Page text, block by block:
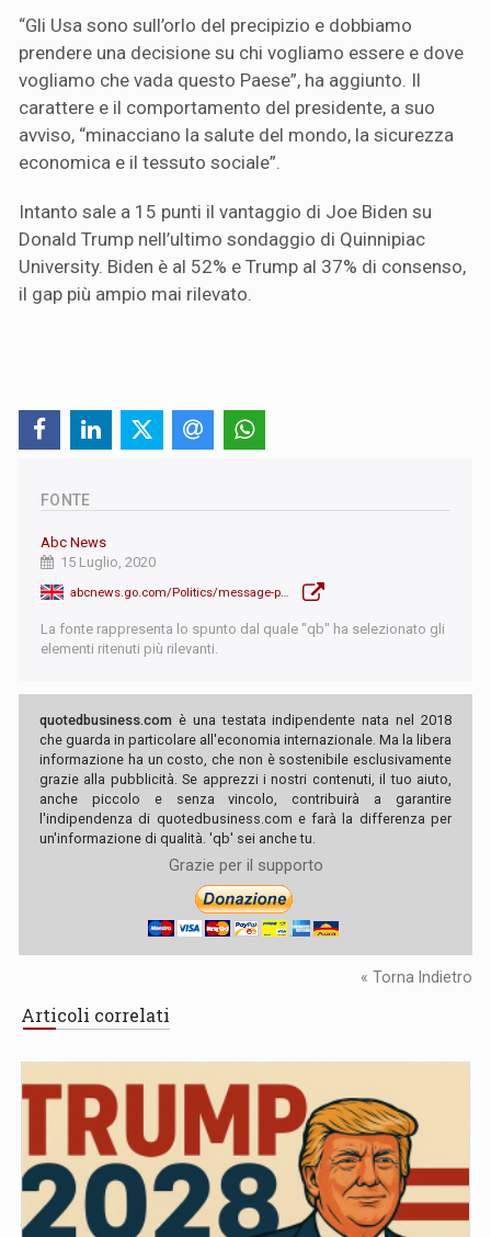
“Gli Usa sono sull’orlo del precipizio e dobbiamo
prendere una decisione su chi vogliamo essere e dove
vogliamo che vada questo Paese”, ha aggiunto. Il
carattere e il comportamento del presidente, a suo
avviso, “minacciano la salute del mondo, la sicurezza
economica e il tessuto sociale”.
Intanto sale a 15 punti il vantaggio di Joe Biden su
Donald Trump nell’ultimo sondaggio di Quinnipiac
University. Biden è al 52% e Trump al 37% di consenso,
il gap più ampio mai rilevato.
FONTE
Abc News
15 Luglio, 2020
La fonte rappresenta lo spunto dal quale "qb" ha selezionato gli
elementi ritenuti più rilevanti.
quotedbusiness.com è una testata indipendente nata nel 2018
che guarda in particolare all'economia internazionale. Ma la libera
informazione ha un costo, che non è sostenibile esclusivamente
grazie alla pubblicità. Se apprezzi i nostri contenuti, il tuo aiuto,
anche piccolo e senza vincolo, contribuirà a garantire
l'indipendenza di quotedbusiness.com e farà la differenza per
un'informazione di qualità. 'qb' sei anche tu.
Grazie per il supporto
« Torna Indietro
Articoli correlati